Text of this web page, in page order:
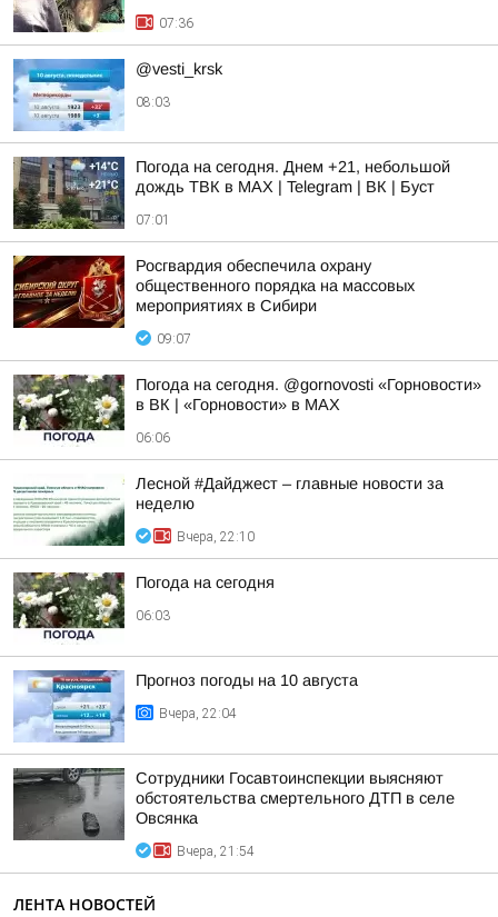
07:36
@vesti_krsk
08:03
Погода на сегодня. Днем +21, небольшой
дождь ТВК в MAX | Telegram | ВК | Буст
07:01
Росгвардия обеспечила охрану
общественного порядка на массовых
мероприятиях в Сибири
09:07
Погода на сегодня. @gornovosti «Горновости»
в ВК | «Горновости» в МАХ
06:06
Лесной #Дайджест – главные новости за
неделю
Вчера, 22:10
Погода на сегодня
06:03
Прогноз погоды на 10 августа
Вчера, 22:04
Сотрудники Госавтоинспекции выясняют
обстоятельства смертельного ДТП в селе
Овсянка
Вчера, 21:54
ЛЕНТА НОВОСТЕЙ